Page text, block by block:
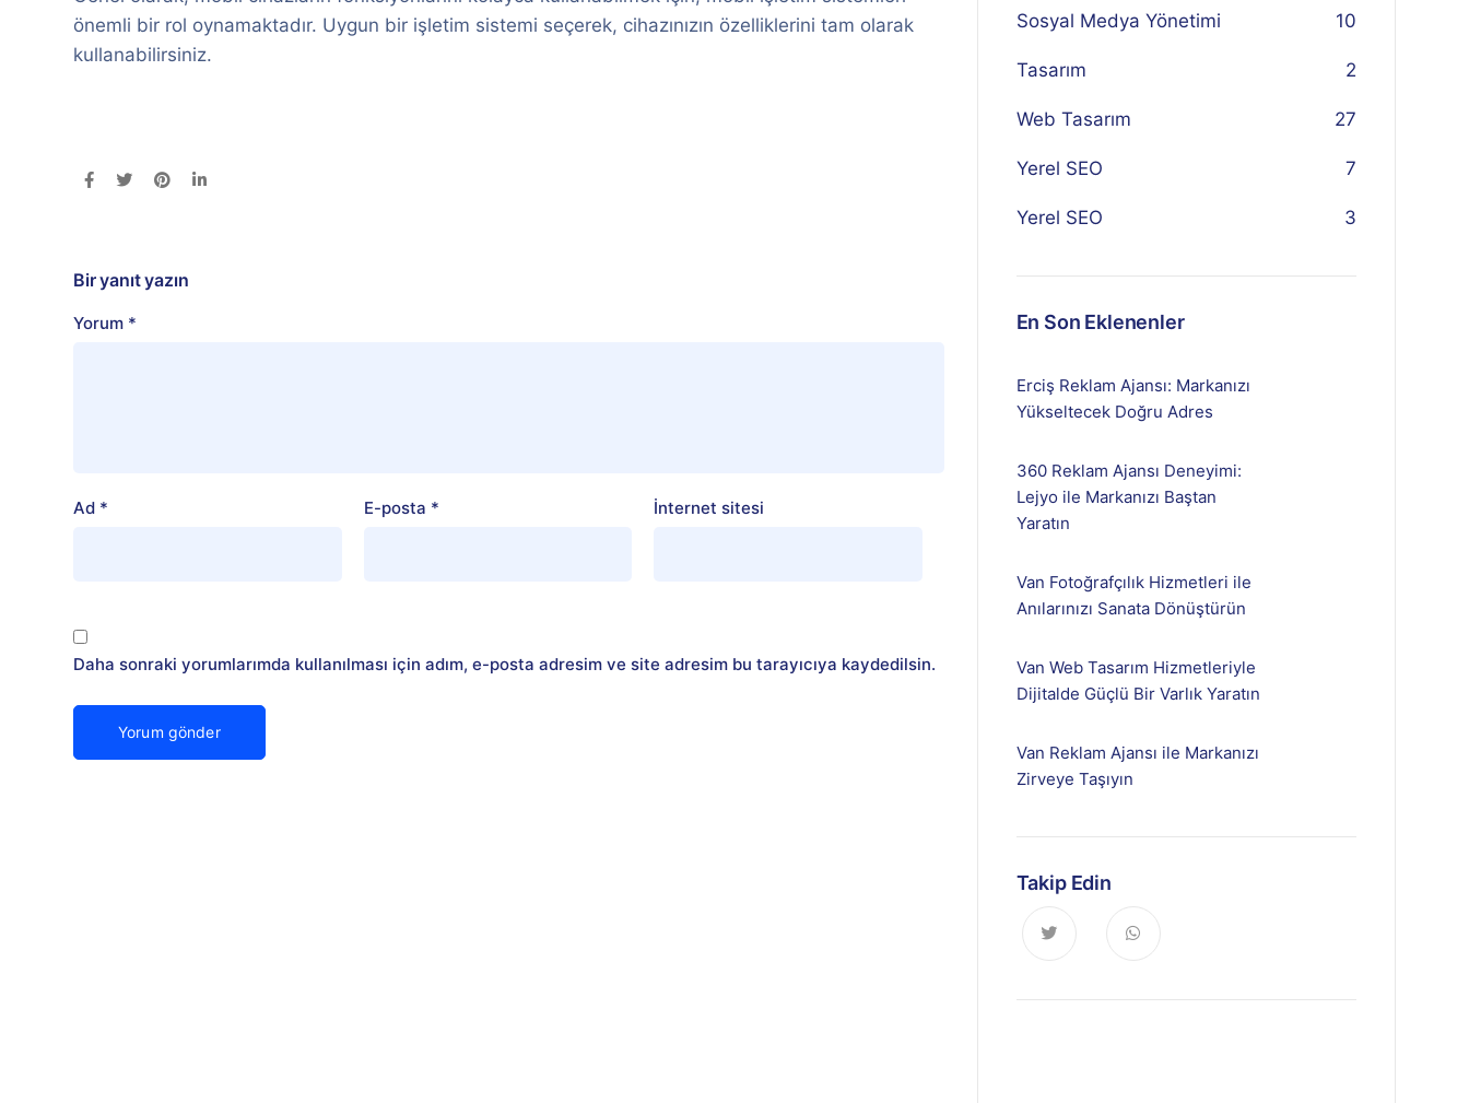
önemli bir rol oynamaktadır. Uygun bir işletim sistemi seçerek, cihazınızın özelliklerini tam olarak
kullanabilirsiniz.
Bir yanıt yazın
Yorum *
Ad * E-posta * İnternet sitesi
Daha sonraki yorumlarımda kullanılması için adım, e-posta adresim ve site adresim bu tarayıcıya kaydedilsin.
Sosyal Medya Yönetimi 10
Tasarım 2
Web Tasarım 27
Yerel SEO 7
Yerel SEO 3
En Son Eklenenler
Erciş Reklam Ajansı: Markanızı
Yükseltecek Doğru Adres
360 Reklam Ajansı Deneyimi:
Lejyo ile Markanızı Baştan
Yaratın
Van Fotoğrafçılık Hizmetleri ile
Anılarınızı Sanata Dönüştürün
Van Web Tasarım Hizmetleriyle
Dijitalde Güçlü Bir Varlık Yaratın
Van Reklam Ajansı ile Markanızı
Zirveye Taşıyın
Takip Edin